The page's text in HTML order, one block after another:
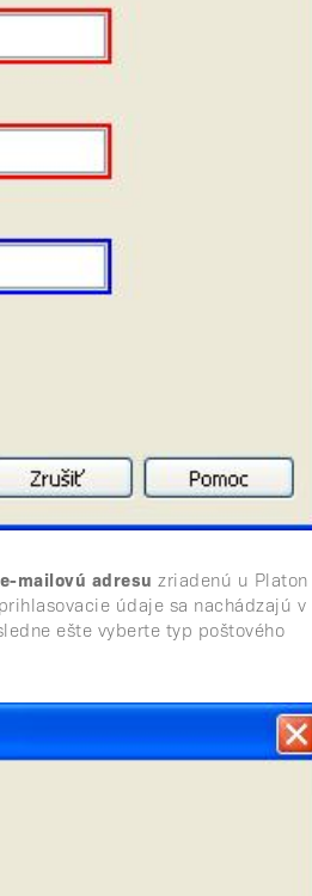
mailovú adresu zriadenú u Platon
údaje sa nachádzajú v
ešte vyberte typ poštového